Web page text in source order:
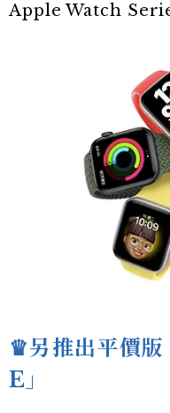
Apple Watch
♛另推出平價
E」